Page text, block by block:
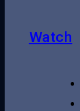
Watch